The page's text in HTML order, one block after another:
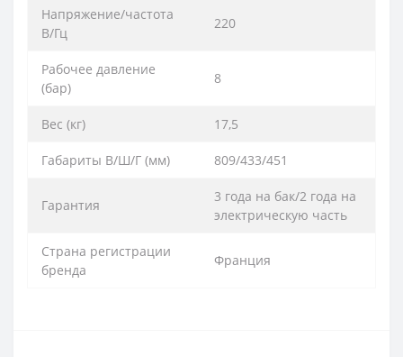
Напряжение/частота
В/Гц
220
Рабочее давление
(бар)
8
Вес (кг) 17,5
Габариты В/Ш/Г (мм) 809/433/451
Гарантия
3 года на бак/2 года на
электрическую часть
Страна регистрации
бренда
Франция